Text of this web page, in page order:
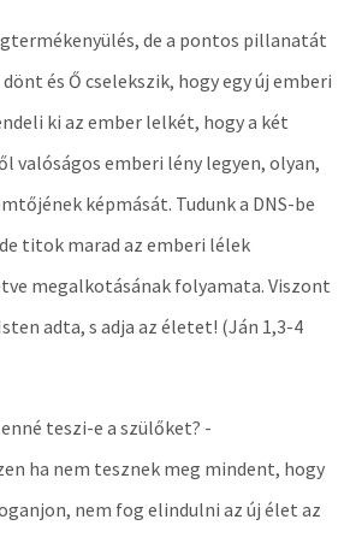
de a pontos pillanatát
és Ő cselekszik, hogy egy új emberi
ki az ember lelkét, hogy a két
valóságos emberi lény legyen, olyan,
képmását. Tudunk a DNS-be
titok marad az emberi lélek
megalkotásának folyamata. Viszont
adta, s adja az életet! (Ján 1,3-4
teszi-e a szülőket? -
ha nem tesznek meg mindent, hogy
nem fog elindulni az új élet az